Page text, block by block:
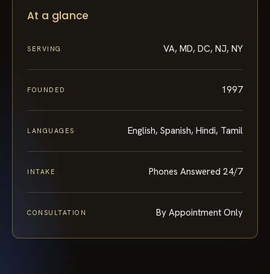
At a glance
SERVING VA, MD, DC, NJ, NY
FOUNDED 1997
LANGUAGES English, Spanish, Hindi, Tamil
INTAKE Phones Answered 24/7
CONSULTATION By Appointment Only